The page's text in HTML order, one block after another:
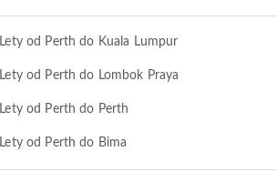
Lety od Perth do Kuala Lumpur
Lety od Perth do Lombok Praya
Lety od Perth do Perth
Lety od Perth do Bima